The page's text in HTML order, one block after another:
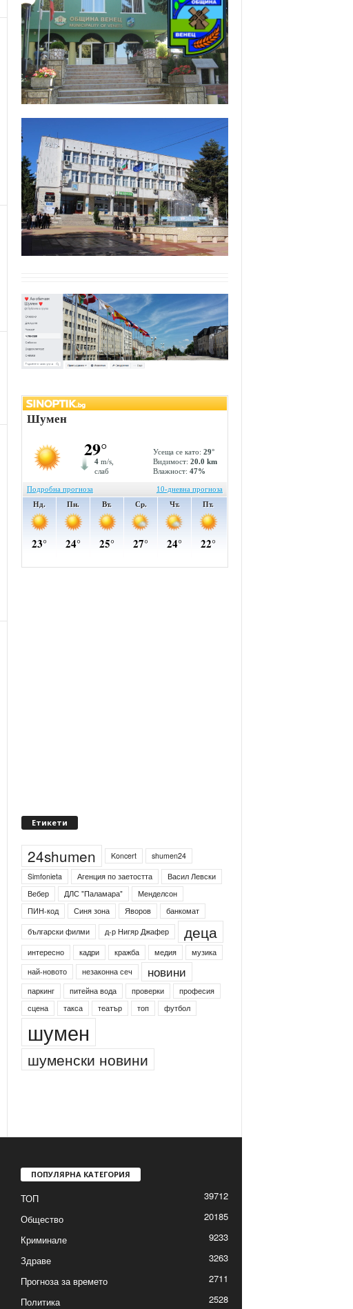
Етикети
24shumen Koncert
shumen24
Simfonieta
Агенция по заетостта
Васил Левски
Вебер
ДЛС "Паламара"
Менделсон
ПИН-код
Синя зона Яворов
банкомат
български филми
д-р Нигяр Джафер деца
интересно кадри кражба медия
музика
най-новото
незаконна сеч новини
паркинг питейна вода проверки
професия
сцена
такса театър топ футбол
шумен
шуменски новини
ПОПУЛЯРНА КАТЕГОРИЯ
ТОП
39712
Общество
20185
Криминале
9233
Здраве
3263
Прогноза за времето
2711
Политика
2528